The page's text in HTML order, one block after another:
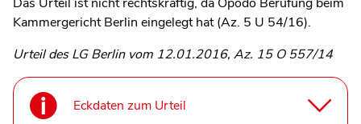
Kammergericht Berlin eingelegt hat (Az. 5 U 54/16).
Urteil des LG Berlin vom 12.01.2016, Az. 15 O 557/14
Eckdaten zum Urteil